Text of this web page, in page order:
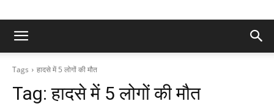
Tags हादसे में 5 लोगों की मौत
Tag:हादसे में 5 लोगों की मौत